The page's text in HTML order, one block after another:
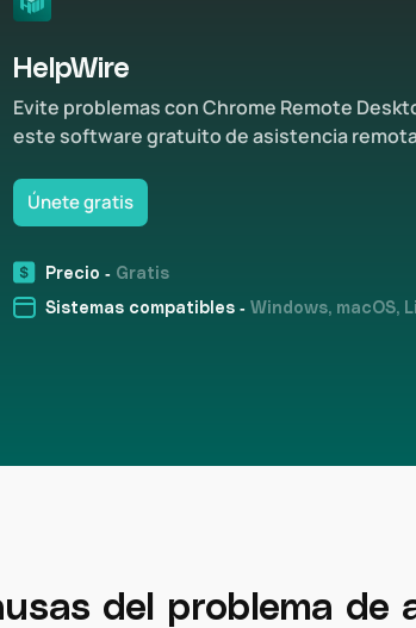
HelpWire
Evite problemas con Chrome Remote
este software gratuito de asistencia
Únete gratis
Precio - Gratis
Sistemas compatibles - Windows, macOS,
del problema de